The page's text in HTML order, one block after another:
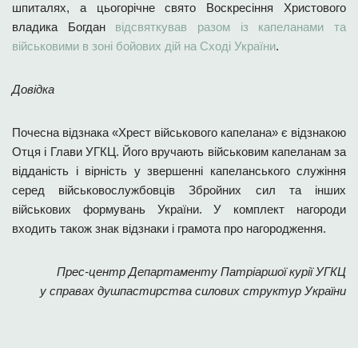
шпиталях, а цьогорічне свято Воскресіння Христового
владика Богдан відсвяткував разом із капеланами та
військовими в зоні бойових дій на Сході України.
Довідка
Почесна відзнака «Хрест військового капелана» є відзнакою
Отця і Глави УГКЦ. Його вручають військовим капеланам за
відданість і вірність у звершенні капеланського служіння
серед військовослужбовців Збройних сил та інших
військових формувань України. У комплект нагороди
входить також знак відзнаки і грамота про нагородження.
Прес-центр Департаменту Патріаршої курії УГКЦ
у справах душпастирства силових структур України